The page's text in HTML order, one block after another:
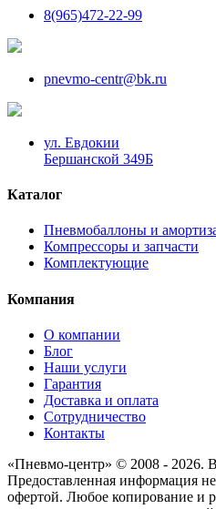
8(965)472-22-99
pnevmo-centr@bk.ru
ул. Евдокии
Бершанской 349Б
Каталог
Пневмобаллоны и
Компрессоры и запчасти
Комплектующие
Компания
О компании
Блог
Наши услуги
Гарантия
Доставка и оплата
Сотрудничество
Контакты
«Пневмо-центр» © 2008 - 2026.
Предоставленная информация
офертой. Любое копирование и